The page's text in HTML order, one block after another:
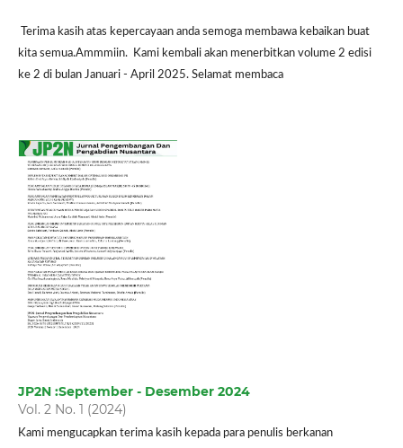
Terima kasih atas kepercayaan anda semoga membawa kebaikan buat
kita semua.Ammmiin. Kami kembali akan menerbitkan volume 2 edisi
ke 2 di bulan Januari - April 2025. Selamat membaca
JP2N :September - Desember 2024
Vol. 2 No. 1 (2024)
Kami mengucapkan terima kasih kepada para penulis berkanan